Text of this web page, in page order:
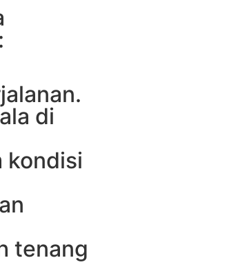
di
kondisi
tenang